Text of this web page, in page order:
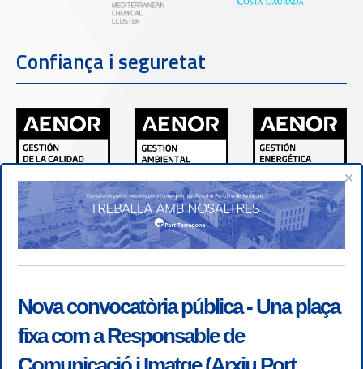
Confiança i seguretat
×
Nova convocatòria pública - Una plaça
fixa com a Responsable de